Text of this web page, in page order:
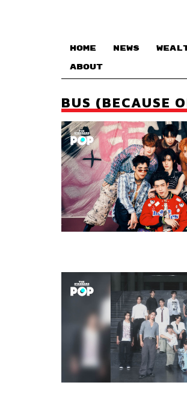
HOME NEWS
ABOUT
BUS (BECAUSE